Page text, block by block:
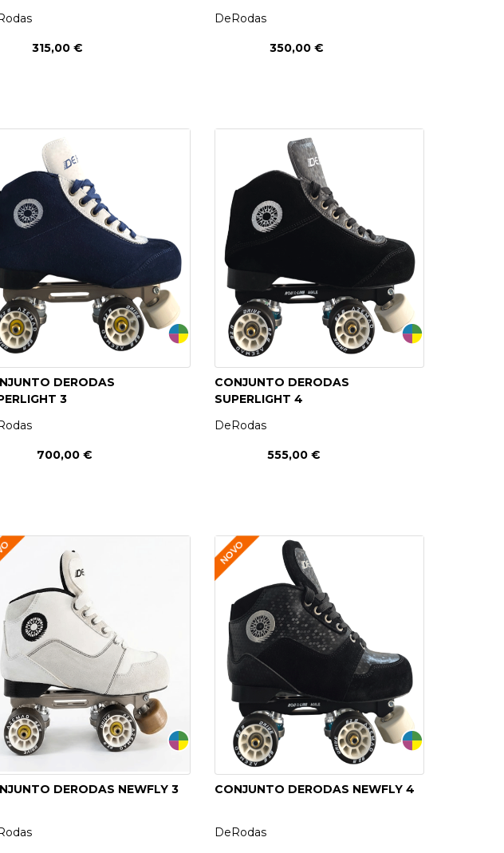
315,00 €
DeRodas
350,00 €
DERODAS
3
700,00 €
CONJUNTO DERODAS
SUPERLIGHT 4
DeRodas
555,00 €
DERODAS NEWFLY 3 CONJUNTO DERODAS NEWFLY 4
DeRodas